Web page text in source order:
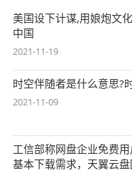
美国设下计谋,用娘炮文
中国
2021-11-19
时空伴随者是什么意思?
2021-11-09
工信部称网盘企业免费
基本下载需求，天翼云